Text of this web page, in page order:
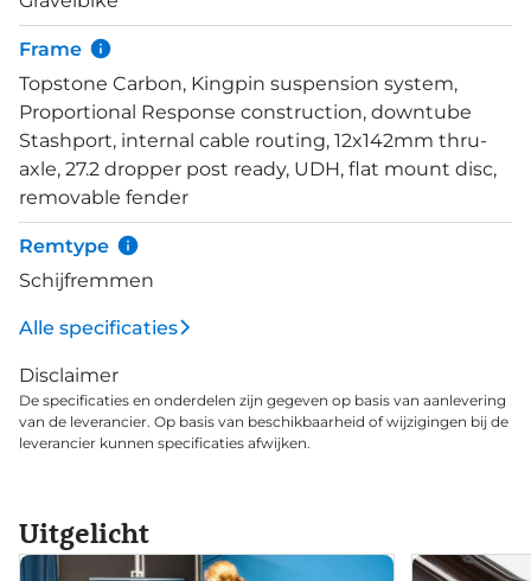
dan ooit worden, met bevestigingspunten voor
bidonhouders, tassen en/of spatborden te over.
Daarnaast is er in de onderbuis een StashPort
aangebracht achter de bidonhouder. Daarin is
ruimte voor belangrijke spullen, die je in de speciaal
ontworpen en meegeleverde StashBag kunt
opbergen. Deze Topstone Carbon 2 GRX 2x heeft
een mechanische Shimano GRX 820 groepset met
2x12 versnellingen. De combi&nbsp;WTB KOM Team
i25 TCS velgen en WTB Riddler TCS Light 45mm
banden is tubeless ready en biedt allround
gravelplezier.
Frame
Topstone Carbon, Kingpin suspension system,
Proportional Response construction, downtube
Stashport, internal cable routing, 12x142mm thru-
axle, 27.2 dropper post ready, UDH, flat mount disc,
removable fender
Remtype
Schijfremmen
Alle specificaties
Disclaimer
De specificaties en onderdelen zijn gegeven op basis van aanlevering
van de leverancier. Op basis van beschikbaarheid of wijzigingen bij de
leverancier kunnen specificaties afwijken.
Uitgelicht